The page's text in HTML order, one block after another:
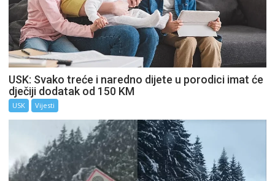
USK: Svako treće i naredno dijete u porodici imat će
dječiji dodatak od 150 KM
USK Vijesti